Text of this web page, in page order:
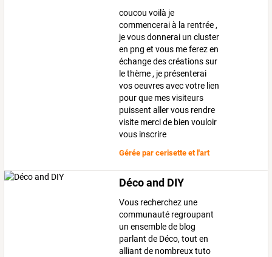
coucou voilà je
commencerai à la rentrée ,
je vous donnerai un cluster
en png et vous me ferez en
échange des créations sur
le thème , je présenterai
vos oeuvres avec votre lien
pour que mes visiteurs
puissent aller vous rendre
visite merci de bien vouloir
vous inscrire
Gérée parcerisette et l'art
Déco and DIY
Vous recherchez une
communauté regroupant
un ensemble de blog
parlant de Déco, tout en
alliant de nombreux tuto